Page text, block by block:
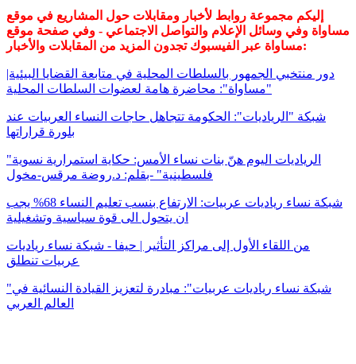
إليكم مجموعة روابط لأخبار ومقابلات حول المشاريع في موقع
مساواة وفي وسائل الإعلام والتواصل الاجتماعي - وفي صفحة موقع
مساواة عبر الفيسبوك تجدون المزيد من المقابلات والأخبار:
دور منتخبي الجمهور بالسلطات المحلية في متابعة القضايا البيئية|
"مساواة": محاضرة هامة لعضوات السلطات المحلية
شبكة "الرياديات": الحكومة تتجاهل حاجات النساء العربيات عند
بلورة قراراتها
"الرياديات اليوم هنّ بنات نساء الأمس: حكاية استمرارية نسوية
فلسطينية" -بقلم: د.روضة مرقس-مخول
شبكة نساء رياديات عربيات: الارتفاع بنسب تعليم النساء 68% يجب
ان يتحول الى قوة سياسية وتشغيلية
من اللقاء الأول إلى مراكز التأثير | حيفا - شبكة نساء رياديات
عربيات تنطلق
"شبكة نساء رياديات عربيات": مبادرة لتعزيز القيادة النسائية في
العالم العربي